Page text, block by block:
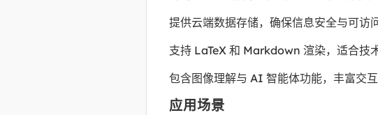
提供云端数据存储，确保信息安全与可访问
支持 LaTeX 和 Markdown 渲染，适合技
包含图像理解与 AI 智能体功能，丰富交互
应用场景